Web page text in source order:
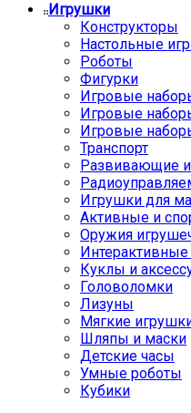
Игрушки
Конструкторы
Настольные
Роботы
Фигурки
Игровые
Игровые
Игровые
Транспорт
Развивающие
Игрушки для
Активные и
Оружия
Куклы и
Головоломки
Лизуны
Мягкие
Шляпы и маски
Детские часы
Умные роботы
Кубики